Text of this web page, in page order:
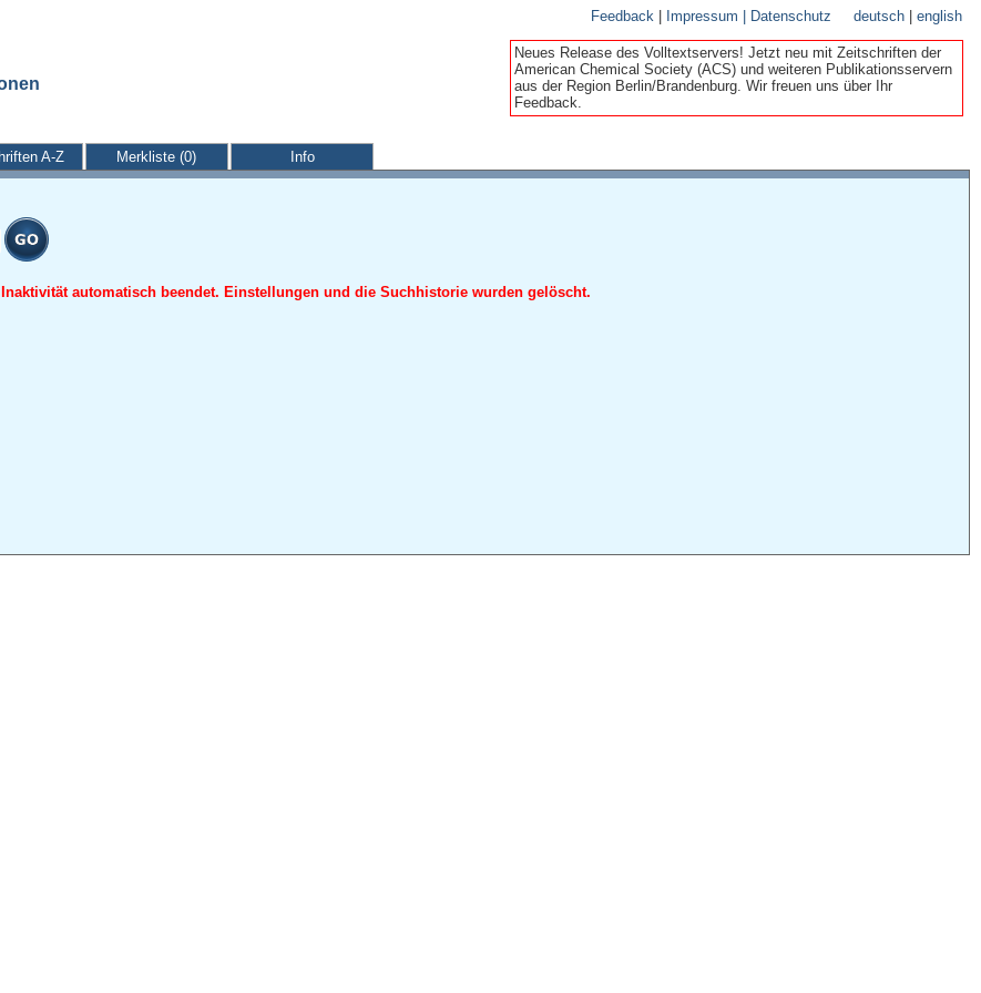
Feedback Impressum | Datenschutz deutsch |english
Neues Release des Volltextservers! Jetzt neu mit Zeitschriften der
American Chemical Society (ACS) und weiteren Publikationsservern
aus der Region Berlin/Brandenburg. Wir freuen uns über Ihr
Feedback.
A-Z Merkliste (0) Info
automatisch beendet. Einstellungen und die Suchhistorie wurden gelöscht.